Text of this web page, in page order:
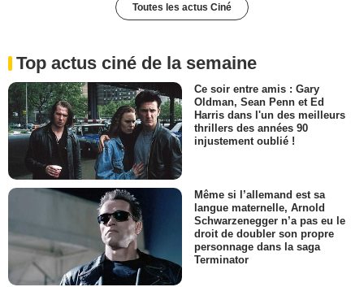
Toutes les actus Ciné
Top actus ciné de la semaine
Ce soir entre amis : Gary
Oldman, Sean Penn et Ed
Harris dans l'un des meilleurs
thrillers des années 90
injustement oublié !
Même si l’allemand est sa
langue maternelle, Arnold
Schwarzenegger n’a pas eu le
droit de doubler son propre
personnage dans la saga
Terminator